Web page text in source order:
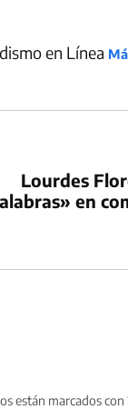
en Línea
Lourdes
en
están marcados con